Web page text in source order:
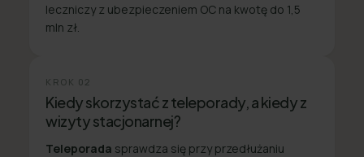
leczniczy z ubezpieczeniem OC na kwotę do 1,5
mln zł.
KROK 02
Kiedy skorzystać z teleporady, a kiedy z
wizyty stacjonarnej?
Teleporada sprawdza się przy przedłużaniu